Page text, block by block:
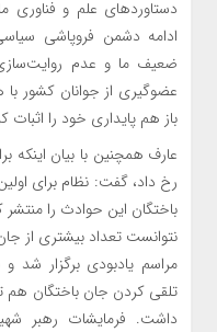
دستاوردهای علم و فناوری
ادامه دشمن فروپاشی
ضعیف ما و عدم
عضوگیری از جوانان کشور با
باز هم پایداری خود را اثبات
عارف همچنین با بیان اینکه
رخ داد، گفت: نظام برای
باختگان این حوادث را
نتوانست تعداد بیشتری از جان
مراسم یادبودی برگزار شد و
تلقی کردن جان باختگان هم
داشت. فرمایشات رهبر